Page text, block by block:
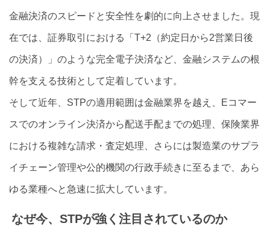
金融決済のスピードと安全性を劇的に向上させました。現
在では、証券取引における「T+2（約定日から2営業日後
の決済）」のような完全電子決済など、金融システムの根
幹を支える技術として定着しています。
そして近年、STPの適用範囲は金融業界を越え、Eコマー
スでのオンライン決済から配送手配までの処理、保険業界
における複雑な請求・査定処理、さらには製造業のサプラ
イチェーン管理や公的機関の行政手続きに至るまで、あら
ゆる業種へと急速に拡大しています。
なぜ今、STPが強く注目されているのか